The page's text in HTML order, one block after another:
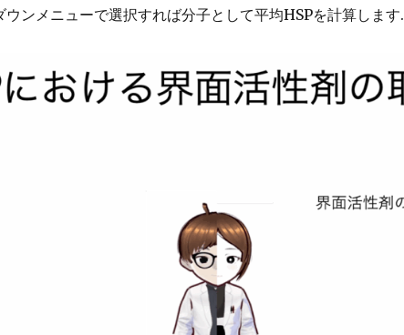
ンメニューで選択すれば分子として平均HSPを計算します.